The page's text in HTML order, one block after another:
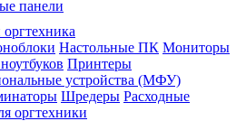
панели
Настольные ПК Мониторы
Принтеры
устройства (МФУ)
Шредеры Расходные
оргтехники